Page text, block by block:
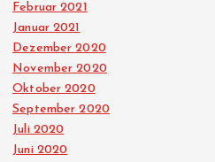
Februar 2021
Januar 2021
Dezember 2020
November 2020
Oktober 2020
September 2020
Juli 2020
Juni 2020